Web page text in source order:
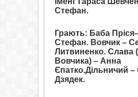
Стефан.
Грають: Баба Пріся
Стефан. Вовчик –
Литвиненко. Слава
Вовчика) – Анна
Єпатко.Дільничий –
Дзядек.